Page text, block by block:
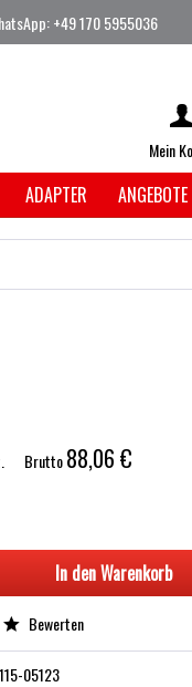
+49 170 5955036
Mein
ADAPTER ANGEBOTE
Brutto88,06 €
In denWarenkorb
Bewerten
05123